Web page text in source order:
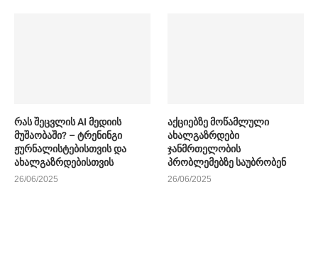
რას შეცვლის AI მედიის
მუშაობაში? – ტრენინგი
ჟურნალისტებისთვის და
ახალგაზრდებისთვის
26/06/2025
აქციებზე მოწამლული
ახალგაზრდები
ჯანმრთელობის
პრობლემებზე საუბრობენ
26/06/2025